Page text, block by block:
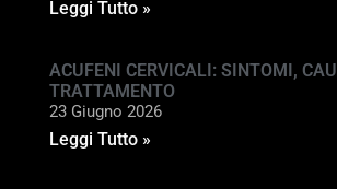
Leggi Tutto »
ACUFENI CERVICALI: SINTOMI,
TRATTAMENTO
23 Giugno 2026
Leggi Tutto »